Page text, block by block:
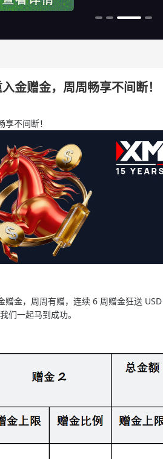
金赠金，周周畅享不间断！
不间断！
金，周周有赠，连续 6 周赠金狂送
们一起马到成功。